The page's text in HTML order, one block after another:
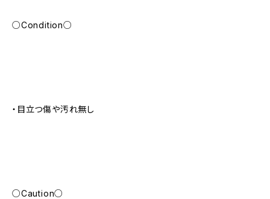
○Condition○
・目立つ傷や汚れ無し
○Caution○